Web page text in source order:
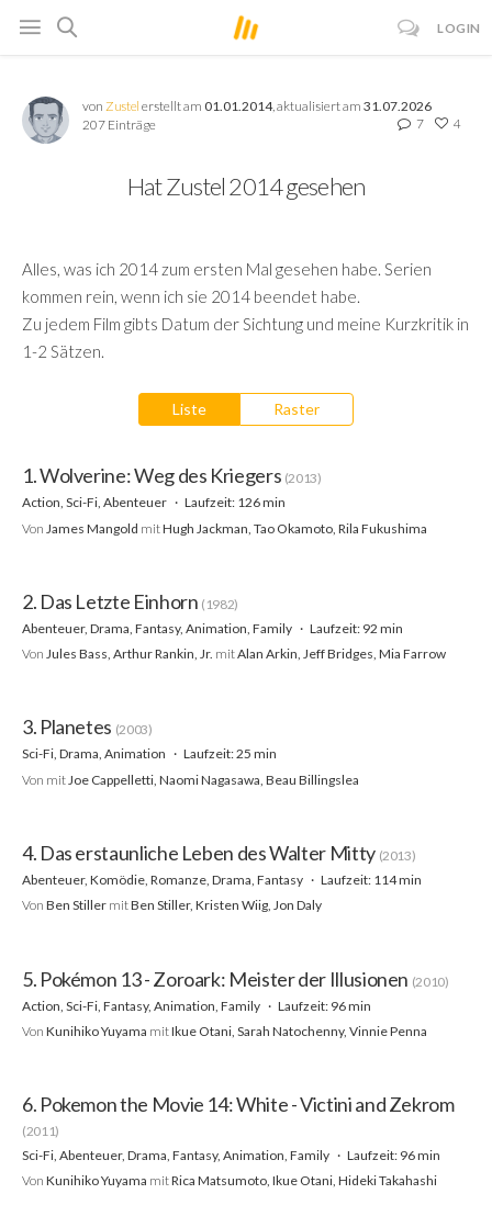
LOGIN
von Zustel erstellt am 01.01.2014, aktualisiert am 31.07.2026
207 Einträge
7 4
Hat Zustel 2014 gesehen
Alles, was ich 2014 zum ersten Mal gesehen habe. Serien
kommen rein, wenn ich sie 2014 beendet habe.
Zu jedem Film gibts Datum der Sichtung und meine Kurzkritik in
1-2 Sätzen.
Liste Raster
1. Wolverine: Weg des Kriegers (2013)
Action, Sci-Fi, Abenteuer
Laufzeit: 126 min
Von James Mangold mitHugh Jackman, Tao Okamoto, Rila Fukushima
2. Das Letzte Einhorn (1982)
Abenteuer, Drama, Fantasy, Animation, Family
Laufzeit: 92 min
Von Jules Bass, Arthur Rankin, Jr. mitAlan Arkin, Jeff Bridges, Mia Farrow
3. Planetes (2003)
Sci-Fi, Drama, Animation
Laufzeit: 25 min
Von mit Joe Cappelletti, Naomi Nagasawa, Beau Billingslea
4. Das erstaunliche Leben des Walter Mitty (2013)
Abenteuer, Komödie, Romanze, Drama, Fantasy
Laufzeit: 114 min
Von Ben Stiller mitBen Stiller, Kristen Wiig, Jon Daly
5. Pokémon 13 - Zoroark: Meister der Illusionen (2010)
Action, Sci-Fi, Fantasy, Animation, Family
Laufzeit: 96 min
Von Kunihiko Yuyama mitIkue Otani, Sarah Natochenny, Vinnie Penna
6. Pokemon the Movie 14: White - Victini and Zekrom
(2011)
Sci-Fi, Abenteuer, Drama, Fantasy, Animation, Family
Laufzeit: 96 min
Von Kunihiko Yuyama mitRica Matsumoto, Ikue Otani, Hideki Takahashi